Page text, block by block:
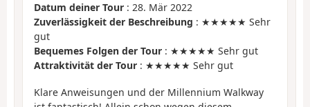
Datum deiner Tour : 28. Mär 2022
Zuverlässigkeit der Beschreibung : ★★★★★ Sehr
gut
Bequemes Folgen der Tour : ★★★★★ Sehr gut
Attraktivität der Tour : ★★★★★ Sehr gut
Klare Anweisungen und der Millennium Walkway